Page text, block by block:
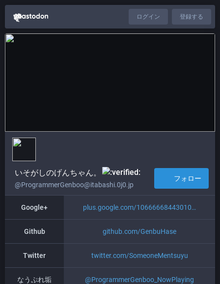
ログイン 登録する
いそがしのげんちゃん。​
@ProgrammerGenboo@itabashi.0j0.jp
フォロー
Google+ plus.google.com/10666668443010
Github github.com/GenbuHase
Twitter twitter.com/SomeoneMentsuyu
なうぷれ垢 @ProgrammerGenboo_NowPlaying